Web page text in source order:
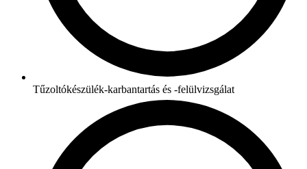
Tűzoltókészülék-karbantartás és -felülvizsgálat